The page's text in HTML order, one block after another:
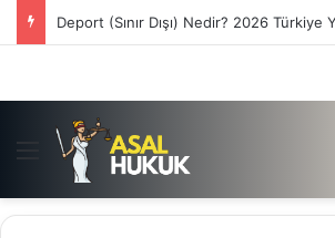
Satış Vaadi Sözleşmesi İptali Nedir?
Menü